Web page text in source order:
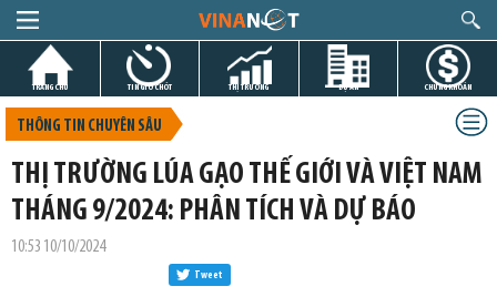
TRANG CHỦ TIN GIỜ CHÓT THỊ TRƯỜNG DỰ ÁN CHỨNG KHOÁN
THÔNG TIN CHUYÊN SÂU
THỊ TRƯỜNG LÚA GẠO THẾ GIỚI VÀ VIỆT NAM
THÁNG 9/2024: PHÂN TÍCH VÀ DỰ BÁO
10:53 10/10/2024
Tweet